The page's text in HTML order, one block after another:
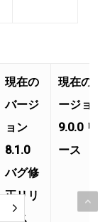
現在の
バージ
ョン
8.1.0
バグ修
正リリ
ース
現在のバ
ージョン
9.0.0 リリ
ース